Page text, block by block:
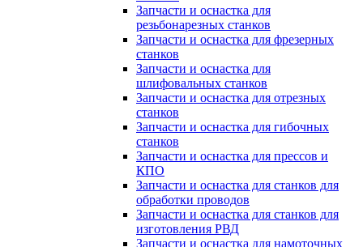
Запчасти и оснастка для
резьбонарезных станков
Запчасти и оснастка для фрезерных
станков
Запчасти и оснастка для
шлифовальных станков
Запчасти и оснастка для отрезных
станков
Запчасти и оснастка для гибочных
станков
Запчасти и оснастка для прессов и
КПО
Запчасти и оснастка для станков для
обработки проводов
Запчасти и оснастка для станков для
изготовления РВД
Запчасти и оснастка для намоточных